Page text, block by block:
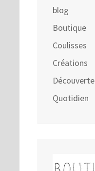
blog
Boutique
Coulisses
Créations
Découverte
Quotidien